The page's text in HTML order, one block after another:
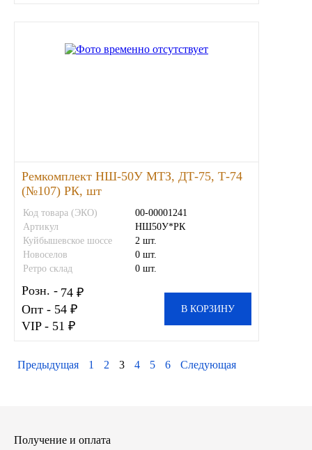
Ремкомплект НШ-50У МТЗ, ДТ-75, Т-74
(№107) РК, шт
Код товара (ЭКО)
00-00001241
Артикул
НШ50У*РК
Куйбышевское шоссе
2 шт.
Новоселов
0 шт.
Ретро склад
0 шт.
Розн. - 74 ₽
Опт - 54 ₽
VIP - 51 ₽
В КОРЗИНУ
Предыдущая 1 2 3 4 5 6 Следующая
Получение и оплата